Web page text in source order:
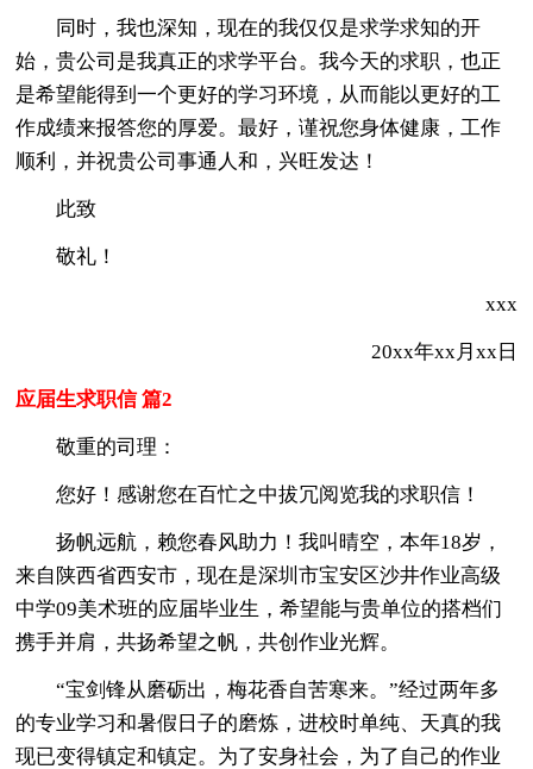
同时，我也深知，现在的我仅仅是求学求知的开
始，贵公司是我真正的求学平台。我今天的求职，也正
是希望能得到一个更好的学习环境，从而能以更好的工
作成绩来报答您的厚爱。最好，谨祝您身体健康，工作
顺利，并祝贵公司事通人和，兴旺发达！
此致
敬礼！
xxx
20xx年xx月xx日
应届生求职信 篇2
敬重的司理：
您好！感谢您在百忙之中拔冗阅览我的求职信！
扬帆远航，赖您春风助力！我叫晴空，本年18岁，
来自陕西省西安市，现在是深圳市宝安区沙井作业高级
中学09美术班的应届毕业生，希望能与贵单位的搭档们
携手并肩，共扬希望之帆，共创作业光辉。
“宝剑锋从磨砺出，梅花香自苦寒来。”经过两年多
的专业学习和暑假日子的磨炼，进校时单纯、天真的我
现已变得镇定和镇定。为了安身社会，为了自己的作业